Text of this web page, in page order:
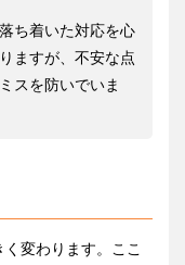
ち着いた対応を心
ますが、不安な点
スを防いでいま
変わります。ここ